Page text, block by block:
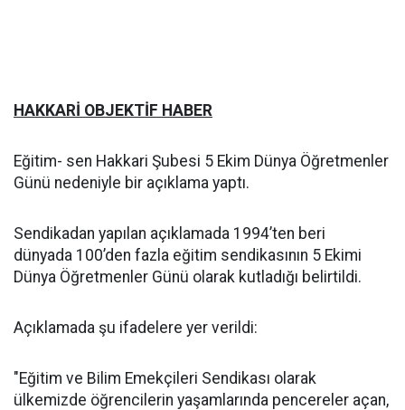
HAKKARİ OBJEKTİF HABER
Eğitim- sen Hakkari Şubesi 5 Ekim Dünya Öğretmenler
Günü nedeniyle bir açıklama yaptı.
Sendikadan yapılan açıklamada 1994’ten beri
dünyada 100’den fazla eğitim sendikasının 5 Ekimi
Dünya Öğretmenler Günü olarak kutladığı belirtildi.
Açıklamada şu ifadelere yer verildi:
"Eğitim ve Bilim Emekçileri Sendikası olarak
ülkemizde öğrencilerin yaşamlarında pencereler açan,